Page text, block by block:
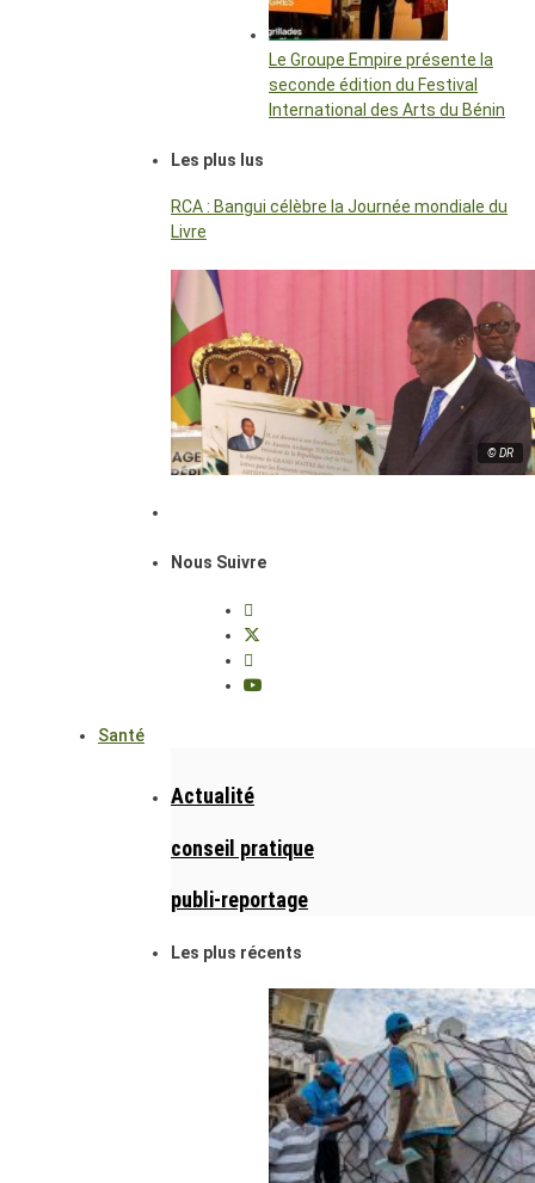
Le Groupe Empire présente la
seconde édition du Festival
International des Arts du Bénin
Les plus lus
RCA : Bangui célèbre la Journée mondiale du
Livre
© DR
Nous Suivre
Santé
Actualité
conseil pratique
publi-reportage
Les plus récents